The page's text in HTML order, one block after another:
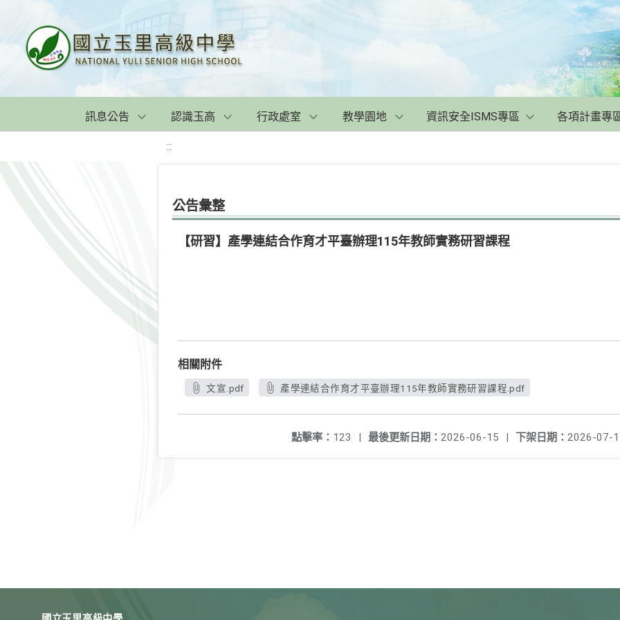
訊息公告 認識玉高 行政處室 教學園地 資訊安全ISMS專區 各項計畫專
:::
公告彙整
【研習】產學連結合作育才平臺辦理115年教師實務研習課程
相關附件
文宣.pdf 產學連結合作育才平臺辦理115年教師實務研習課程.pdf
下架日期： 2026-07-
最後更新日期： 2026-06-15 |
點擊率： 123 |